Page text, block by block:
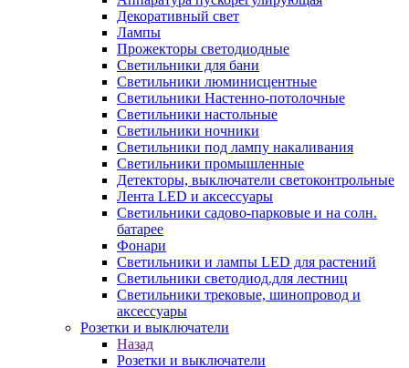
Декоративный свет
Лампы
Прожекторы светодиодные
Светильники для бани
Светильники люминисцентные
Светильники Настенно-потолочные
Светильники настольные
Светильники ночники
Светильники под лампу накаливания
Светильники промышленные
Детекторы, выключатели светоконтрольные
Лента LED и аксессуары
Светильники садово-парковые и на солн.
батарее
Фонари
Светильники и лампы LED для растений
Светильники светодиод.для лестниц
Светильники трековые, шинопровод и
аксессуары
Розетки и выключатели
Назад
Розетки и выключатели